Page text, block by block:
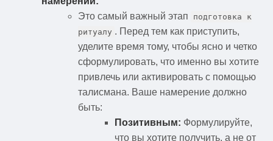
Это самый важный этап
подготовка к
ритуалу . Перед тем как приступить,
уделите время тому, чтобы ясно и четко
сформулировать, что именно вы хотите
привлечь или активировать с помощью
талисмана. Ваше намерение должно
быть:
Позитивным: Формулируйте,
что вы хотите получить, а не от